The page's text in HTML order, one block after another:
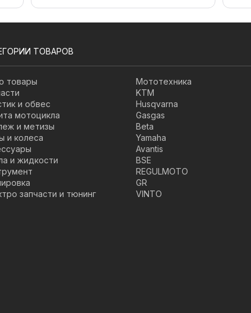
ТОВАРОВ
товары
и обвес
мотоцикла
и метизы
и колеса
и жидкости
запчасти и тюнинг
Мототехника
KTM
Husqvarna
Gasgas
Beta
Yamaha
Avantis
BSE
REGULMOTO
GR
VINTO